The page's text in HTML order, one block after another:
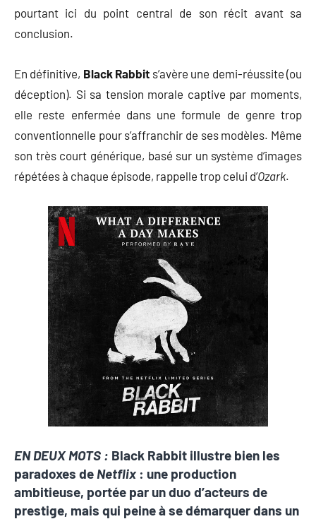
pourtant ici du point central de son récit avant sa
conclusion.
En définitive, Black Rabbit s’avère une demi-réussite (ou
déception). Si sa tension morale captive par moments,
elle reste enfermée dans une formule de genre trop
conventionnelle pour s’affranchir de ses modèles. Même
son très court générique, basé sur un système d’images
répétées à chaque épisode, rappelle trop celui d’Ozark.
EN DEUX MOTS : Black Rabbit illustre bien les
paradoxes de Netflix : une production
ambitieuse, portée par un duo d’acteurs de
prestige, mais qui peine à se démarquer dans un